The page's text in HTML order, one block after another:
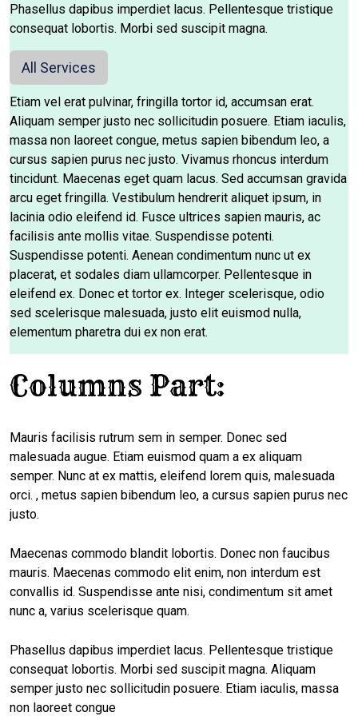
Phasellus dapibus imperdiet lacus. Pellentesque tristique
consequat lobortis. Morbi sed suscipit magna.
All Services
Etiam vel erat pulvinar, fringilla tortor id, accumsan erat.
Aliquam semper justo nec sollicitudin posuere. Etiam iaculis,
massa non laoreet congue, metus sapien bibendum leo, a
cursus sapien purus nec justo. Vivamus rhoncus interdum
tincidunt. Maecenas eget quam lacus. Sed accumsan gravida
arcu eget fringilla. Vestibulum hendrerit aliquet ipsum, in
lacinia odio eleifend id. Fusce ultrices sapien mauris, ac
facilisis ante mollis vitae. Suspendisse potenti.
Suspendisse potenti. Aenean condimentum nunc ut ex
placerat, et sodales diam ullamcorper. Pellentesque in
eleifend ex. Donec et tortor ex. Integer scelerisque, odio
sed scelerisque malesuada, justo elit euismod nulla,
elementum pharetra dui ex non erat.
Columns Part:
Mauris facilisis rutrum sem in semper. Donec sed
malesuada augue. Etiam euismod quam a ex aliquam
semper. Nunc at ex mattis, eleifend lorem quis, malesuada
orci. , metus sapien bibendum leo, a cursus sapien purus nec
justo.
Maecenas commodo blandit lobortis. Donec non faucibus
mauris. Maecenas commodo elit enim, non interdum est
convallis id. Suspendisse ante nisi, condimentum sit amet
nunc a, varius scelerisque quam.
Phasellus dapibus imperdiet lacus. Pellentesque tristique
consequat lobortis. Morbi sed suscipit magna. Aliquam
semper justo nec sollicitudin posuere. Etiam iaculis, massa
non laoreet congue